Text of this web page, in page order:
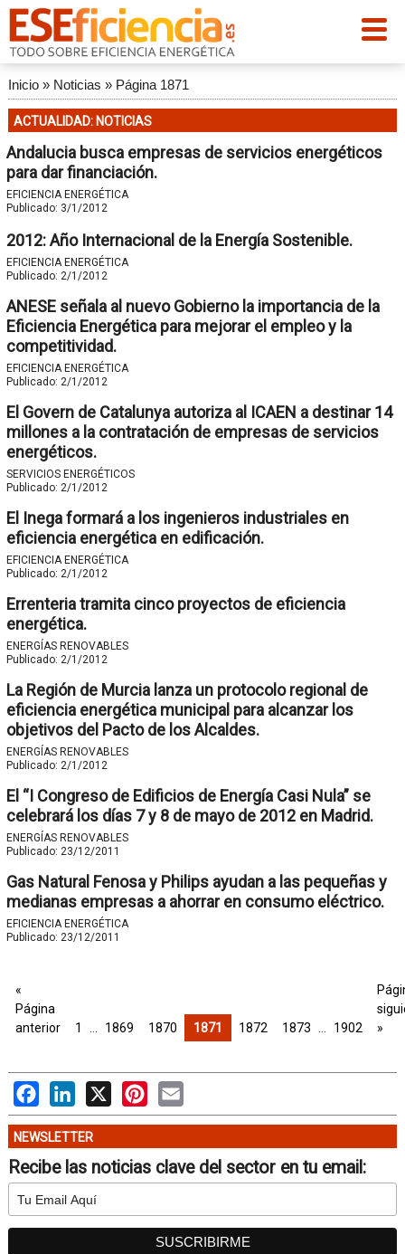
Inicio» Noticias » Página 1871
ACTUALIDAD: NOTICIAS
Andalucia busca empresas de servicios energéticos
para dar financiación.
EFICIENCIA ENERGÉTICA
Publicado: 3/1/2012
2012: Año Internacional de la Energía Sostenible.
EFICIENCIA ENERGÉTICA
Publicado: 2/1/2012
ANESE señala al nuevo Gobierno la importancia de la
Eficiencia Energética para mejorar el empleo y la
competitividad.
EFICIENCIA ENERGÉTICA
Publicado: 2/1/2012
El Govern de Catalunya autoriza al ICAEN a destinar 14
millones a la contratación de empresas de servicios
energéticos.
SERVICIOS ENERGÉTICOS
Publicado: 2/1/2012
El Inega formará a los ingenieros industriales en
eficiencia energética en edificación.
EFICIENCIA ENERGÉTICA
Publicado: 2/1/2012
Errenteria tramita cinco proyectos de eficiencia
energética.
ENERGÍAS RENOVABLES
Publicado: 2/1/2012
La Región de Murcia lanza un protocolo regional de
eficiencia energética municipal para alcanzar los
objetivos del Pacto de los Alcaldes.
ENERGÍAS RENOVABLES
Publicado: 2/1/2012
El “I Congreso de Edificios de Energía Casi Nula” se
celebrará los días 7 y 8 de mayo de 2012 en Madrid.
ENERGÍAS RENOVABLES
Publicado: 23/12/2011
Gas Natural Fenosa y Philips ayudan a las pequeñas y
medianas empresas a ahorrar en consumo eléctrico.
EFICIENCIA ENERGÉTICA
Publicado: 23/12/2011
«
Página
anterior
1 1869 1870 1871 1872 1873 1902
»
FacebookLinkedIn
X PinterestEmail
NEWSLETTER
Recibe las noticias clave del sector en tu email: